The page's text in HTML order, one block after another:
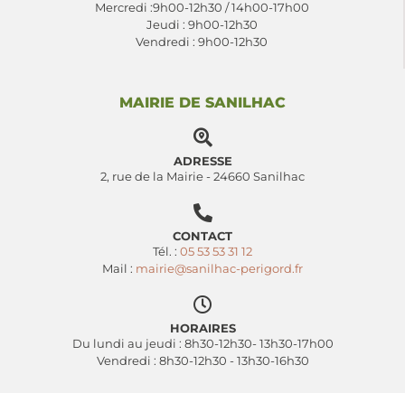
Mercredi :9h00-12h30 / 14h00-17h00
Jeudi : 9h00-12h30
Vendredi : 9h00-12h30
MAIRIE DE SANILHAC
ADRESSE
2, rue de la Mairie - 24660 Sanilhac
CONTACT
Tél. : 05 53 53 31 12
Mail : mairie@sanilhac-perigord.fr
HORAIRES
Du lundi au jeudi : 8h30-12h30- 13h30-17h00
Vendredi : 8h30-12h30 - 13h30-16h30